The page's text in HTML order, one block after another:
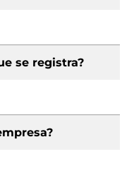
se registra?